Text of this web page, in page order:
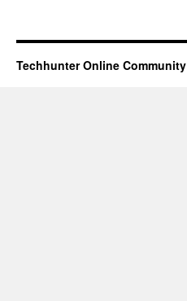
Techhunter Online Community